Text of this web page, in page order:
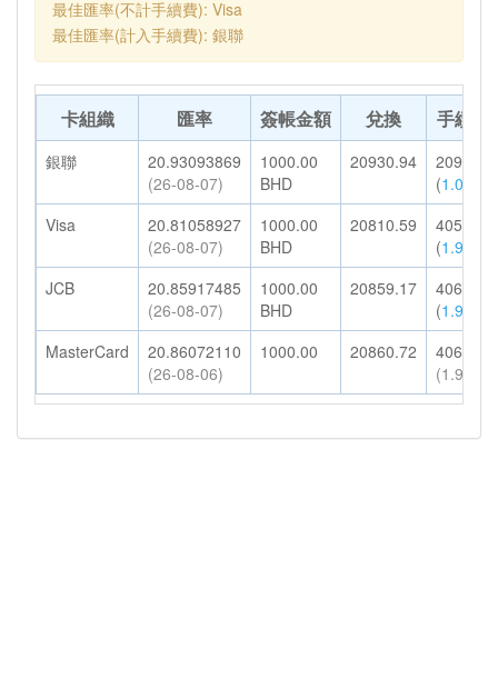
最佳匯率(不計手續費): Visa
最佳匯率(計入手續費): 銀聯
卡組織 匯率 簽帳金額 兌換 手續費
銀聯
20.93093869
(26-08-07)
1000.00
BHD
20930.94
209.31
(1.00%
Visa
20.81058927
(26-08-07)
1000.00
BHD
20810.59
405.81
(1.95%
JCB
20.85917485
(26-08-07)
1000.00
BHD
20859.17
406.75
(1.95%
MasterCard
20.86072110
(26-08-06)
1000.00 20860.72
406.78
(1.95%)